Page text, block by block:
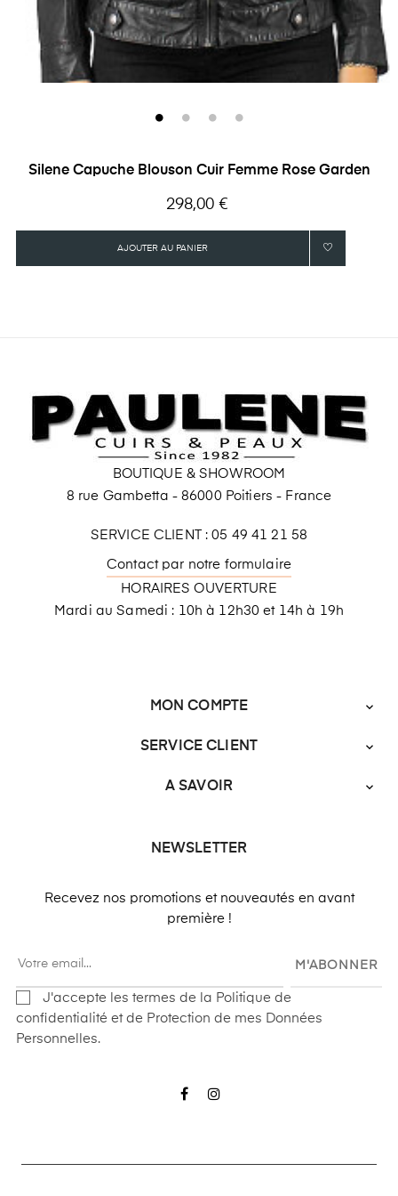
Silene Capuche Blouson Cuir Femme Rose Garden
Prix
298,00 €
AJOUTER AU PANIER
BOUTIQUE & SHOWROOM
8 rue Gambetta - 86000 Poitiers - France
SERVICE CLIENT : 05 49 41 21 58
Contact par notre formulaire
HORAIRES OUVERTURE
Mardi au Samedi : 10h à 12h30 et 14h à 19h
MON COMPTE 
SERVICE CLIENT 
A SAVOIR 
NEWSLETTER
Recevez nos promotions et nouveautés en avant
première !
M'ABONNER
J'accepte les termes de la Politique de
confidentialité et de Protection de mes Données
Personnelles.
Facebook